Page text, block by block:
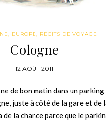
, EUROPE, RÉCITS DE VOYAGE
Cologne
12 AOÛT 2011
de bon matin dans un parking
juste à côté de la gare et de
de la chance parce que le